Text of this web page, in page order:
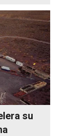
su